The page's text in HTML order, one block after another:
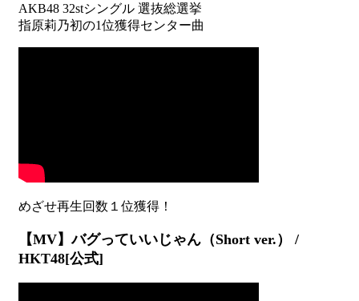
AKB48 32stシングル 選抜総選挙
指原莉乃初の1位獲得センター曲
【MV】バグっていいじゃん（Short ver.） /
HKT48[公式]